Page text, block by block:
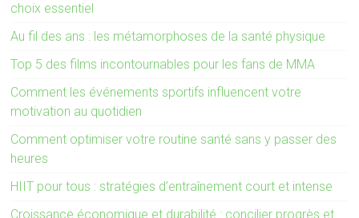
choix essentiel
Au fil des ans : les métamorphoses de la santé physique
Top 5 des films incontournables pour les fans de MMA
Comment les événements sportifs influencent votre
motivation au quotidien
Comment optimiser votre routine santé sans y passer des
heures
HIIT pour tous : stratégies d’entraînement court et intense
Croissance économique et durabilité : concilier progrès et